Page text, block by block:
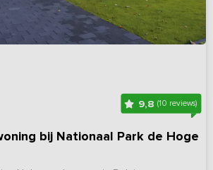
9,8(10 reviews)
bij Nationaal Park de Hoge